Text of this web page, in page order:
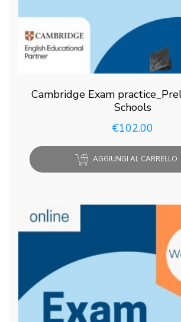
Cambridge Exam
Schools
€102.00
AGGIUNGI AL CARRELLO